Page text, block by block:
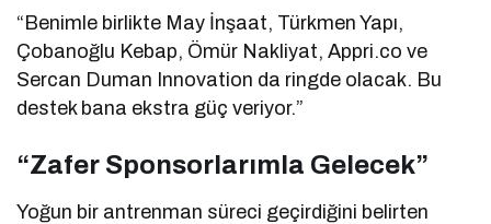
“Benimle birlikte May İnşaat, Türkmen Yapı,
Çobanoğlu Kebap, Ömür Nakliyat, Appri.co ve
Sercan Duman Innovation da ringde olacak. Bu
destek bana ekstra güç veriyor.”
“Zafer Sponsorlarımla Gelecek”
Yoğun bir antrenman süreci geçirdiğini belirten